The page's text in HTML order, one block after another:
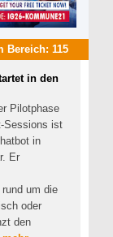
Bereich: 115
in den
Pilotphase
Sessions ist
in
Er
um die
oder
den